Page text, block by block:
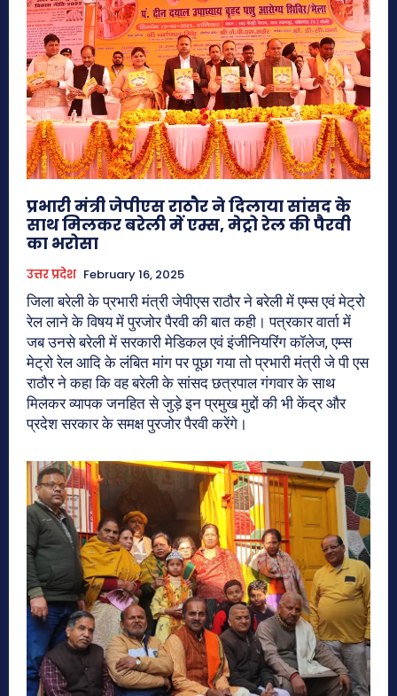
प्रभारी मंत्री जेपीएस राठौर ने दिलाया सांसद के
साथ मिलकर बरेली में एम्स, मेट्रो रेल की पैरवी
का भरोसा
उत्तर प्रदेश February 16, 2025
जिला बरेली के प्रभारी मंत्री जेपीएस राठौर ने बरेली में एम्स एवं मेट्रो
रेल लाने के विषय में पुरजोर पैरवी की बात कही। पत्रकार वार्ता में
जब उनसे बरेली में सरकारी मेडिकल एवं इंजीनियरिंग कॉलेज, एम्स
मेट्रो रेल आदि के लंबित मांग पर पूछा गया तो प्रभारी मंत्री जे पी एस
राठौर ने कहा कि वह बरेली के सांसद छत्रपाल गंगवार के साथ
मिलकर व्यापक जनहित से जुड़े इन प्रमुख मुद्दों की भी केंद्र और
प्रदेश सरकार के समक्ष पुरजोर पैरवी करेंगे।